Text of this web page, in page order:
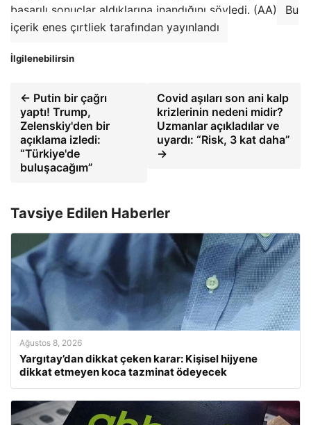
başarılı sonuçlar aldıklarına inandığını söyledi. (AA)
Bu
içerik enes çırtliek tarafından yayınlandı
İlgilenebilirsin
← Putin bir çağrı
yaptı! Trump,
Zelenskiy'den bir
açıklama izledi:
“Türkiye'de
buluşacağım”
Covid aşıları son ani kalp
krizlerinin nedeni midir?
Uzmanlar açıkladılar ve
uyardı: “Risk, 3 kat daha”
→
Tavsiye Edilen Haberler
Ağustos 8, 2026
Yargıtay’dan dikkat çeken karar: Kişisel hijyene
dikkat etmeyen koca tazminat ödeyecek